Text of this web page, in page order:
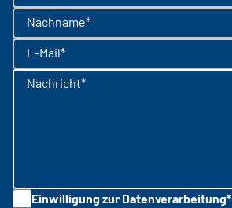
Nachname*
E-Mail*
Nachricht*
Einwilligung zur Datenverarbeitung*